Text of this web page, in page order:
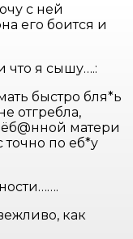
с ней
его боится и
что я сышу….:
быстро бля*ь
отгребла,
ёб@нной матери
точно по еб*у
как